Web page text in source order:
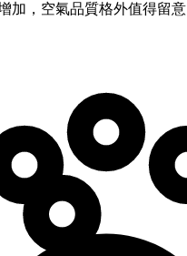
加，空氣品質格外值得留意